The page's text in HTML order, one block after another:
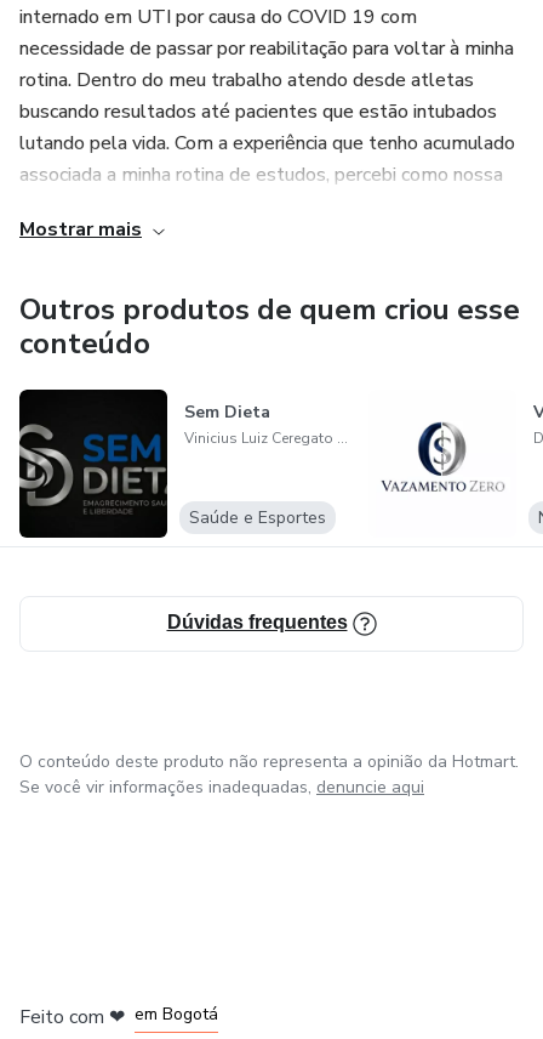
internado em UTI por causa do COVID 19 com
necessidade de passar por reabilitação para voltar à minha
rotina. Dentro do meu trabalho atendo desde atletas
buscando resultados até pacientes que estão intubados
lutando pela vida. Com a experiência que tenho acumulado
associada a minha rotina de estudos, percebi como nossa
das mídias sociais, e como essa tempestade de
vida saudável. Cada paciente é único e demanda cuidado
especializado e personalizado. Meu foco sempre é no
receitas prontas, sem protocolos mirabolantes, sem regras
absurdas, sem colocar a sua saúde em risco.
Estou a disposição para te ajudar a ter uma vida mais
saudável e atingir os seus objetivos de forma segura e
consistente!
Mostrar mais
Outros produtos de quem criou esse
conteúdo
Sem Dieta
Vinicius Luiz Ceregato Grachinski
Saúde e Esportes
Dúvidas frequentes
O conteúdo deste produto não representa a opinião da Hotmart.
Se você vir informações inadequadas, denuncie aqui
Feito com ❤ em Bogotá